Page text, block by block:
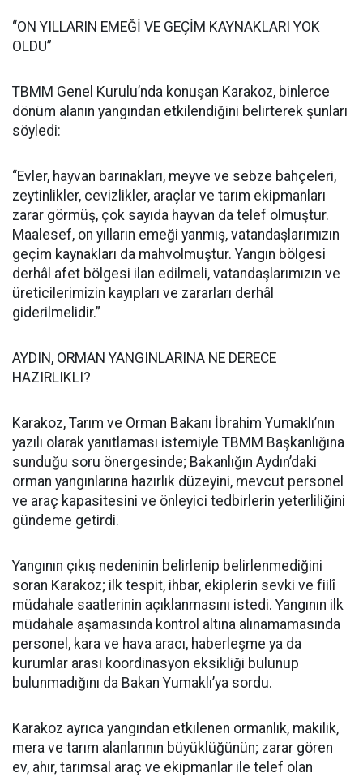
“ON YILLARIN EMEĞİ VE GEÇİM KAYNAKLARI YOK
OLDU”
TBMM Genel Kurulu’nda konuşan Karakoz, binlerce
dönüm alanın yangından etkilendiğini belirterek şunları
söyledi:
“Evler, hayvan barınakları, meyve ve sebze bahçeleri,
zeytinlikler, cevizlikler, araçlar ve tarım ekipmanları
zarar görmüş, çok sayıda hayvan da telef olmuştur.
Maalesef, on yılların emeği yanmış, vatandaşlarımızın
geçim kaynakları da mahvolmuştur. Yangın bölgesi
derhâl afet bölgesi ilan edilmeli, vatandaşlarımızın ve
üreticilerimizin kayıpları ve zararları derhâl
giderilmelidir.”
AYDIN, ORMAN YANGINLARINA NE DERECE
HAZIRLIKLI?
Karakoz, Tarım ve Orman Bakanı İbrahim Yumaklı’nın
yazılı olarak yanıtlaması istemiyle TBMM Başkanlığına
sunduğu soru önergesinde; Bakanlığın Aydın’daki
orman yangınlarına hazırlık düzeyini, mevcut personel
ve araç kapasitesini ve önleyici tedbirlerin yeterliliğini
gündeme getirdi.
Yangının çıkış nedeninin belirlenip belirlenmediğini
soran Karakoz; ilk tespit, ihbar, ekiplerin sevki ve fiilî
müdahale saatlerinin açıklanmasını istedi. Yangının ilk
müdahale aşamasında kontrol altına alınamamasında
personel, kara ve hava aracı, haberleşme ya da
kurumlar arası koordinasyon eksikliği bulunup
bulunmadığını da Bakan Yumaklı’ya sordu.
Karakoz ayrıca yangından etkilenen ormanlık, makilik,
mera ve tarım alanlarının büyüklüğünün; zarar gören
ev, ahır, tarımsal araç ve ekipmanlar ile telef olan